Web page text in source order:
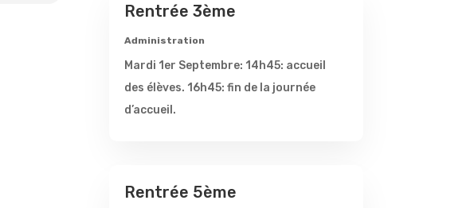
Rentrée 3ème
Administration
Mardi 1er Septembre: 14h45: accueil
des élèves. 16h45: fin de la journée
d’accueil.
Rentrée 5ème